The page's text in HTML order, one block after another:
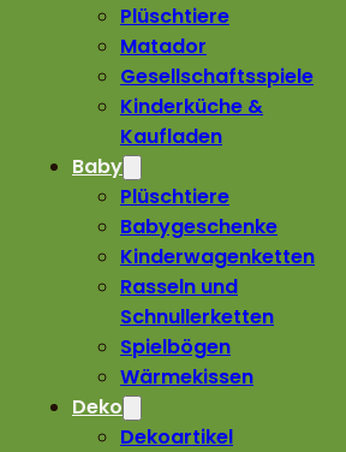
Plüschtiere
Matador
Gesellschaftsspiele
Kinderküche &
Kaufladen
Baby
Plüschtiere
Babygeschenke
Kinderwagenketten
Rasseln und
Schnullerketten
Spielbögen
Wärmekissen
Deko
Dekoartikel